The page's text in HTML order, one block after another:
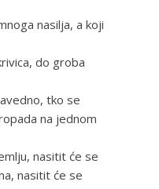
nasilja, a koji
do groba
tko se
na jednom
nasitit će se
nasitit će se